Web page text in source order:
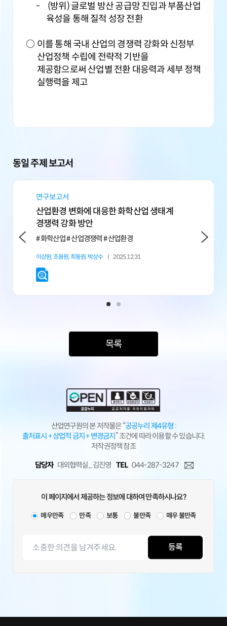
(방위) 글로벌 방산 공급망 진입과 부품산업
육성을 통해 질적 성장 전환
이를 통해 국내 산업의 경쟁력 강화와 신정부
산업정책 수립에 전략적 기반을
제공함으로써 산업별 전환 대응력과 세부 정책
실행력을 제고
동일 주제 보고서
연구보고서
산업환경 변화에 대응한 화학산업 생태계
경쟁력 강화 방안
# 화학산업 # 산업경쟁력 # 산업환경
이상원,조용원,최동원, 박상수 2025.12.31
# 화학 # 정
목록
산업연구원의 본 저작물은 “공공누리 제4유형 :
출처표시 + 상업적 금지 + 변경금지 ” 조건에 따라 이용할 수 있습니다.
저작권정책 참조
담당자 대외협력실_ 김진영 TEL 044-287-3247
이 페이지에서 제공하는 정보에 대하여 만족하시나요?
매우만족 만족 보통 불만족 매우 불만족
등록